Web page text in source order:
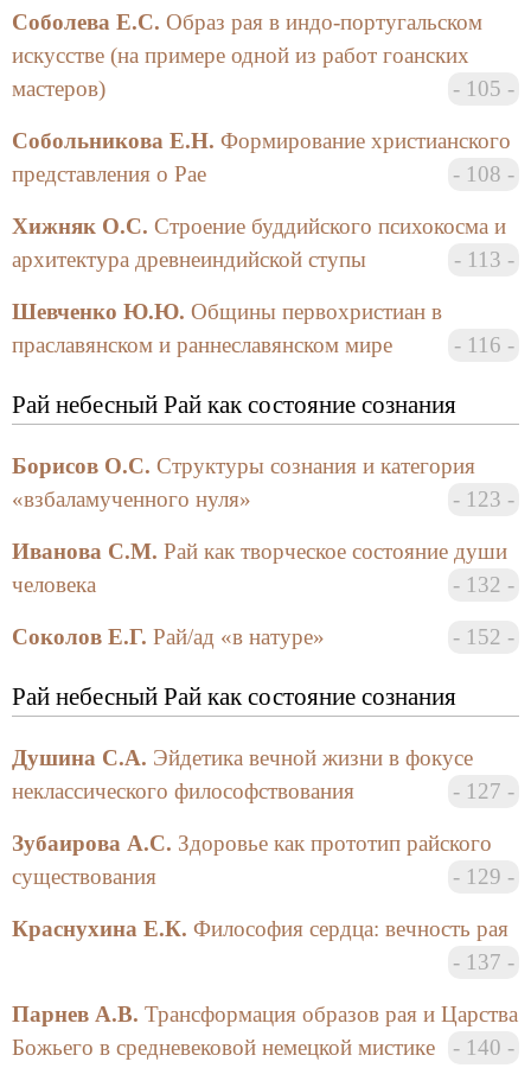
специалисты в разных областях гуманитарного
знания смогли обсудить теоретические и
методологические проблемы, связанные с
изучением мифологии, современного
мифологического сознания и попыток социальной
реализации утопической идеологии, применение
компаративного метода в религиоведении,
культурологии, искусствоведении,
литературоведении и социальных науках. Особое
внимание на конференции было уделено
компаративному исследованию мифологемы рая в
мировых религиях; образам «потерянного» и
«возвращенного» рая в литературе и искусстве;
общественной мысли, в которых желаемое будущее
идеала; а также обсуждению одной из важнейших
проблем религиозного, художественного,
путей преодоления противоречий земного
человеческого существования.
На конференции обсуждались следующие
«Рай небесный»: мифологема рая в религиях
мира:
Локализация и топография рая;
«Сад наслаждений» и Небесный
Иерусалим;
Грехопадение и искупление;
«Рай небесный»: рай как состояние сознания.
Соболева Е.С. Образ рая в индо-португальском
искусстве (на примере одной из работ гоанских
мастеров)
105
Собольникова Е.Н. Формирование христианского
представления о Рае
108
Хижняк О.С. Строение буддийского психокосма и
архитектура древнеиндийской ступы
113
Шевченко Ю.Ю. Общины первохристиан в
праславянском и раннеславянском мире
116
Рай небесный Рай как состояние сознания
Борисов О.С. Структуры сознания и категория
«взбаламученного нуля»
123
Иванова С.М. Рай как творческое состояние души
человека
132
Соколов Е.Г. Рай/ад «в натуре» 152
Рай небесный Рай как состояние сознания
Душина С.А. Эйдетика вечной жизни в фокусе
неклассического философствования
127
Зубаирова А.С. Здоровье как прототип райского
существования
129
Краснухина Е.К. Философия сердца: вечность рая
137
Парнев А.В. Трансформация образов рая и Царства
Божьего в средневековой немецкой мистике
140